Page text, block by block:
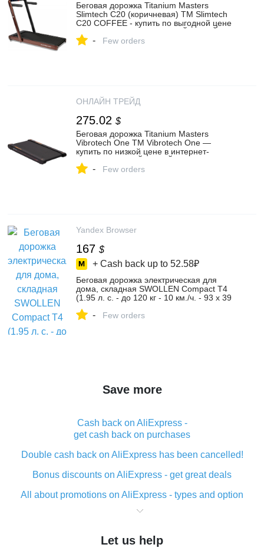
Беговая дорожка Titanium Masters
Slimtech C20 (коричневая) TM Slimtech
C20 COFFEE - купить по выгодной цене
Санкт-Петербург
- Few orders
ОНЛАЙН ТРЕЙД
275.02 $
Беговая дорожка Titanium Masters
Vibrotech One TM Vibrotech One —
купить по низкой цене в интернет-
- Few orders
Yandex Browser
167 $
+ Cash back up to 52.58₽
Беговая дорожка электрическая для
дома, складная SWOLLEN Compact T4
(1.95 л. с. - до 120 кг - 10 км./ч. - 93 х 39
яндекс.маркет – купить в интернет-
- Few orders
Save more
Cash back on AliExpress -
get cash back on purchases
Double cash back on AliExpress has been cancelled!
Bonus discounts on AliExpress - get great deals
All about promotions on AliExpress - types and option
What is cash back when making purchases on
The best place to download cash back for AliExpress
Let us help